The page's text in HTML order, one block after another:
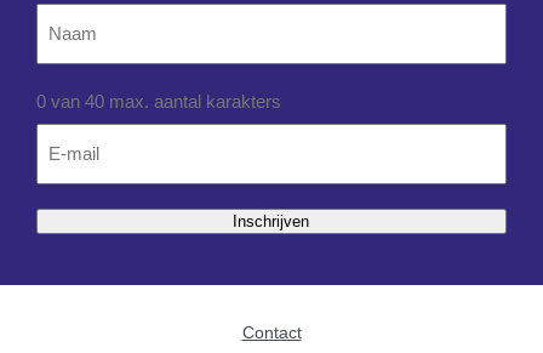
0 van 40 max. aantal karakters
Inschrijven
Contact